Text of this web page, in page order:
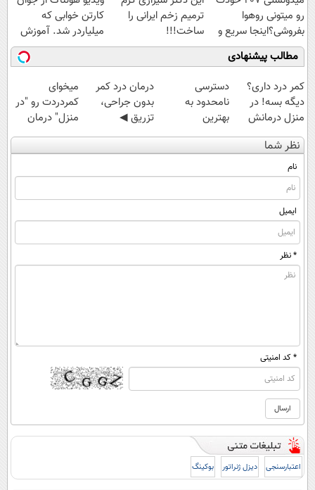
رو میتونی روهوا
بفروشی؟اینجا سریع و
راحت بفروش
ترمیم زخم ایرانی را
ساخت!!!
کارتن خوابی که
میلیاردر شد. آموزش
رایگان
مطالب پیشنهادی
کمر درد داری؟
دیگه بسه! در
منزل درمانش
کن
(◀پرسش‌نامه)
دسترسی
نامحدود به
بهترین
آموزش‌ها تا روز
کنکور
درمان درد کمر
بدون جراحی،
تزریق ◀
پرسش‌نامه رو پر
کن ▶
میخوای
کمردردت رو "در
منزل" درمان
کنی؟ (◂فیلم +
◂پرسش‌نامه)
نظر شما
نام
ایمیل
* نظر
* کد امنیتی
اعتبارسنجی دیزل ژنراتور بوکینگ